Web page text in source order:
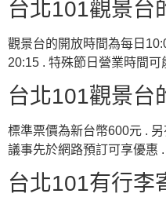
台北101觀景台
觀景台的開放時間為每日
20:15 . 特殊節日營業時間
台北101觀景台
標準票價為新台幣600元 .
議事先於網路預訂可享優惠 .
台北101有行李